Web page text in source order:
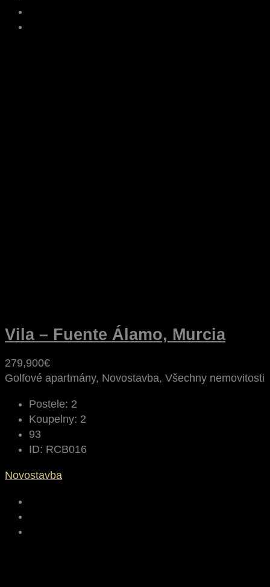
Vila – Fuente Álamo, Murcia
279,900€
Golfové apartmány, Novostavba, Všechny nemovitosti
Postele: 2
Koupelny: 2
93
ID: RCB016
Novostavba